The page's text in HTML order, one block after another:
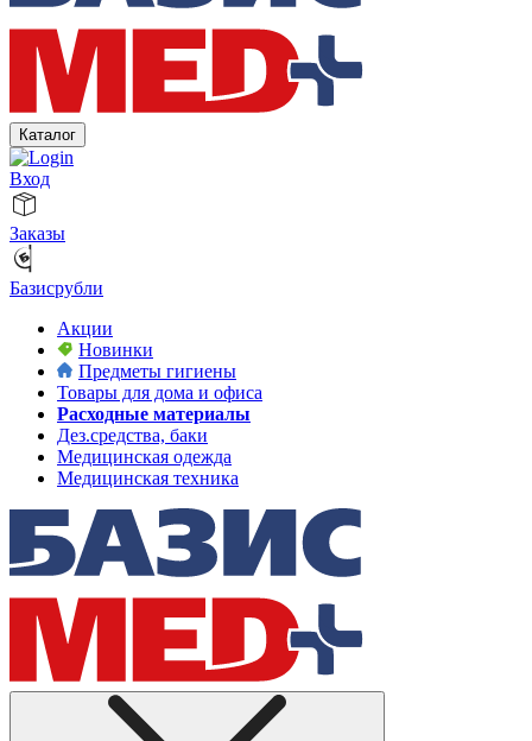
Каталог
Вход
Заказы
Базисрубли
Акции
Новинки
Предметы гигиены
Товары для дома и офиса
Расходные материалы
Дез.средства, баки
Медицинская одежда
Медицинская техника